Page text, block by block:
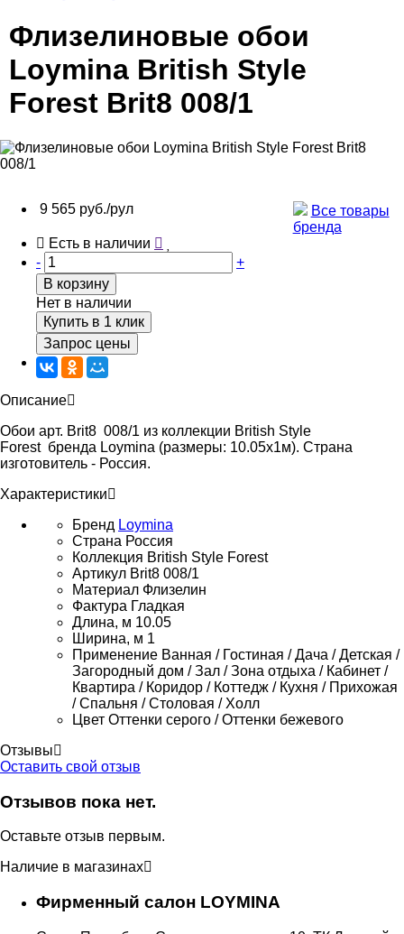
Флизелиновые обои
Loymina British Style
Forest Brit8 008/1
9 565 руб./рул
Все товары
бренда
Есть в наличии
-
+
В корзину
Нет в наличии
Купить в 1 клик
Запрос цены
Описание
Обои арт. Brit8 008/1 из коллекции British Style
Forest бренда Loymina (размеры: 10.05х1м). Страна
изготовитель - Россия.
Характеристики
Бренд Loymina
Страна Россия
Коллекция British Style Forest
Артикул Brit8 008/1
Материал Флизелин
Фактура Гладкая
Длина, м 10.05
Ширина, м 1
Применение Ванная / Гостиная / Дача / Детская /
Загородный дом / Зал / Зона отдыха / Кабинет /
Квартира / Коридор / Коттедж / Кухня / Прихожая
/ Спальня / Столовая / Холл
Цвет Оттенки серого / Оттенки бежевого
Отзывы
Оставить свой отзыв
Отзывов пока нет.
Оставьте отзыв первым.
Наличие в магазинах
Фирменный салон LOYMINA